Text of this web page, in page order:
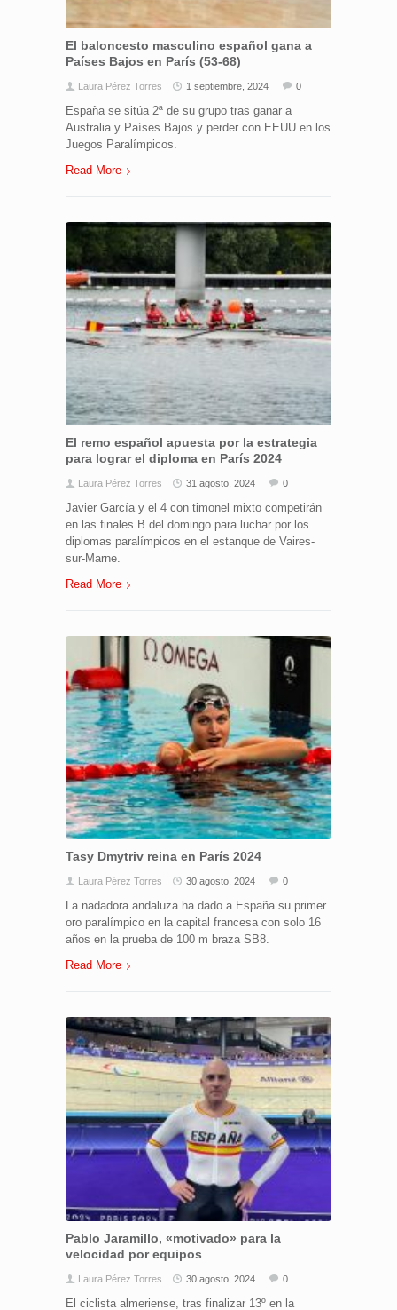
El baloncesto masculino español gana a
Países Bajos en París (53-68)
Laura Pérez Torres 1 septiembre, 2024 0
España se sitúa 2ª de su grupo tras ganar a
Australia y Países Bajos y perder con EEUU en los
Juegos Paralímpicos.
Read More
El remo español apuesta por la estrategia
para lograr el diploma en París 2024
Laura Pérez Torres 31 agosto, 2024 0
Javier García y el 4 con timonel mixto competirán
en las finales B del domingo para luchar por los
diplomas paralímpicos en el estanque de Vaires-
sur-Marne.
Read More
Tasy Dmytriv reina en París 2024
Laura Pérez Torres 30 agosto, 2024 0
La nadadora andaluza ha dado a España su primer
oro paralímpico en la capital francesa con solo 16
años en la prueba de 100 m braza SB8.
Read More
Pablo Jaramillo, «motivado» para la
velocidad por equipos
Laura Pérez Torres 30 agosto, 2024 0
El ciclista almeriense, tras finalizar 13º en la